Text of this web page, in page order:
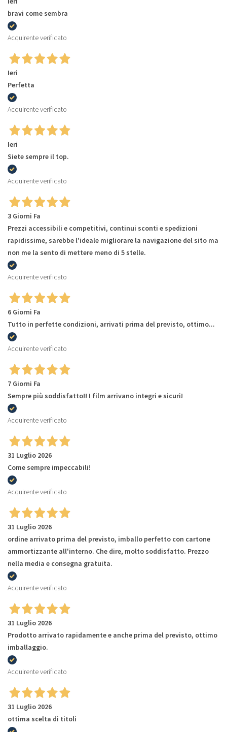
bravi come sembra
Acquirente verificato
Ieri
Perfetta
Acquirente verificato
Ieri
Siete sempre il top.
Acquirente verificato
3 Giorni Fa
Prezzi accessibili e competitivi, continui sconti e spedizioni
rapidissime, sarebbe l'ideale migliorare la navigazione del sito ma
non me la sento di mettere meno di 5 stelle.
Acquirente verificato
6 Giorni Fa
Tutto in perfette condizioni, arrivati prima del previsto, ottimo...
Acquirente verificato
7 Giorni Fa
Sempre più soddisfatto!! I film arrivano integri e sicuri!
Acquirente verificato
31 Luglio 2026
Come sempre impeccabili!
Acquirente verificato
31 Luglio 2026
ordine arrivato prima del previsto, imballo perfetto con cartone
ammortizzante all'interno. Che dire, molto soddisfatto. Prezzo
nella media e consegna gratuita.
Acquirente verificato
31 Luglio 2026
Prodotto arrivato rapidamente e anche prima del previsto, ottimo
imballaggio.
Acquirente verificato
31 Luglio 2026
ottima scelta di titoli